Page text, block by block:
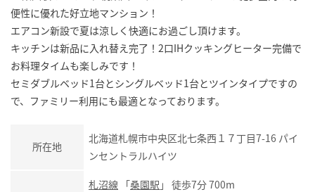
便性に優れた好立地マンション！
エアコン新設で夏は涼しく快適にお過ごし頂けます。
キッチンは新品に入れ替え完了！2口IHクッキングヒーター完備で
お料理タイムも楽しみです！
セミダブルベッド1台とシングルベッド1台とツインタイプですの
で、ファミリー利用にも最適となっております。
所在地
北海道札幌市中央区北七条西１７丁目7-16 パイ
ンセントラルハイツ
札沼線 「桑園駅 」 徒歩7分 700m